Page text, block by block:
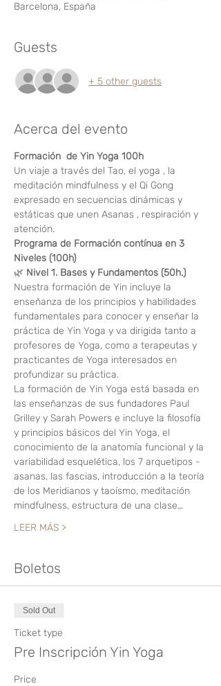
Barcelona, España
Guests
+ 5 other guests
Acerca del evento
Formación  de Yin Yoga 100h
Un viaje a través del Tao, el yoga , la
meditación mindfulness y el Qi Gong
expresado en secuencias dinámicas y
estáticas que unen Asanas , respiración y
atención.
Programa de Formación contínua en 3
Niveles (100h)
🌿 Nivel 1. Bases y Fundamentos (50h.)
Nuestra formación de Yin incluye la
enseñanza de los principios y habilidades
fundamentales para conocer y enseñar la
práctica de Yin Yoga y va dirigida tanto a
profesores de Yoga, como a terapeutas y
practicantes de Yoga interesados en
profundizar su práctica.
La formación de Yin Yoga está basada en
las enseñanzas de sus fundadores Paul
Grilley y Sarah Powers e incluye la filosofía
y principios básicos del Yin Yoga, el
conocimiento de la anatomía funcional y la
variabilidad esquelética, los 7 arquetipos -
asanas, las fascias, introducción a la teoría
de los Meridianos y taoísmo, meditación
mindfulness, estructura de una clase…
LEER MÁS >
Boletos
Sold Out
Ticket type
Pre Inscripción Yin Yoga
Price